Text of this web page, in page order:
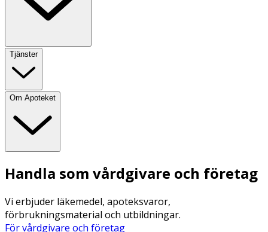
Tjänster
Om Apoteket
Handla som vårdgivare och företag
Vi erbjuder läkemedel, apoteksvaror,
förbrukningsmaterial och utbildningar.
För vårdgivare och företag